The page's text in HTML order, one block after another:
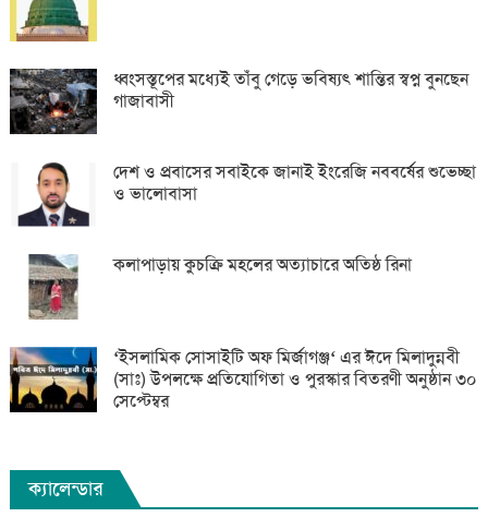
ধ্বংসস্তূপের মধ্যেই তাঁবু গেড়ে ভবিষ্যৎ শান্তির স্বপ্ন বুনছেন
গাজাবাসী
দেশ ও প্রবাসের সবাইকে জানাই ইংরেজি নববর্ষের শুভেচ্ছা
ও ভালোবাসা
কলাপাড়ায় কুচক্রি মহলের অত্যাচারে অতিষ্ঠ রিনা
‘ইসলামিক সোসাইটি অফ মির্জাগঞ্জ‘ এর ঈদে মিলাদুন্নবী
(সাঃ) উপলক্ষে প্রতিযোগিতা ও পুরস্কার বিতরণী অনুষ্ঠান ৩০
সেপ্টেম্বর
ক্যালেন্ডার